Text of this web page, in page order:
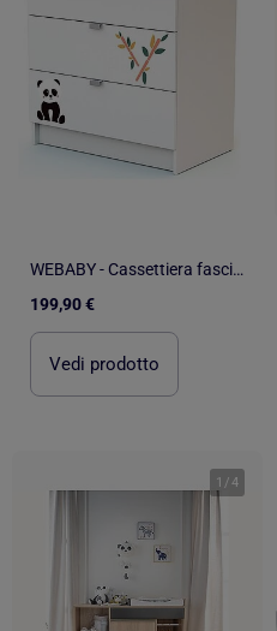
WEBABY - Cassettiera fasciatoio 3 cassetti legno - Bianco -79 x 65,5 x 92 cm ALBA
199,90 €
Vedi prodotto
1 /4